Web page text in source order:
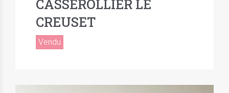
CASSEROLLIER LE
CREUSET
Vendu